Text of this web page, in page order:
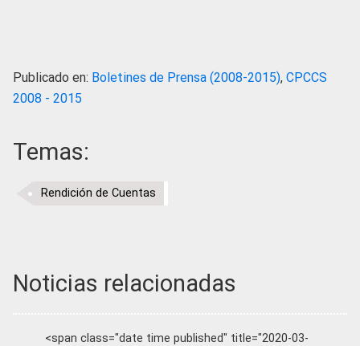
Publicado en: Boletines de Prensa (2008-2015), CPCCS
2008 - 2015
Temas:
Rendición de Cuentas
Noticias relacionadas
<span class="date time published" title="2020-03-